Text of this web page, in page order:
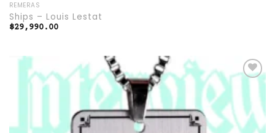
REMERAS
Ships – Louis Lestat
$29,990.00